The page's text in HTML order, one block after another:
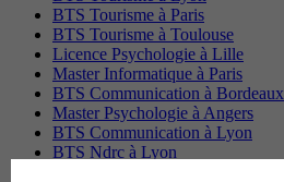
BTS Tourisme à Paris
BTS Tourisme à Toulouse
Licence Psychologie à Lille
Master Informatique à Paris
BTS Communication à Bordeaux
Master Psychologie à Angers
BTS Communication à Lyon
BTS Ndrc à Lyon